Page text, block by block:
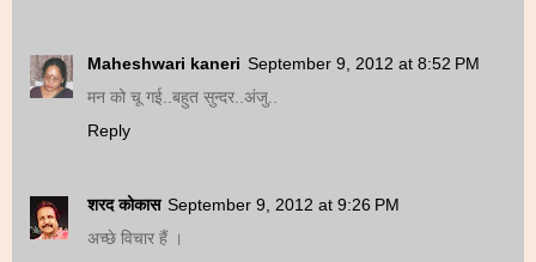
Maheshwari kaneri September 9, 2012 at 8:52 PM
मन को चू गई..बहुत सुन्दर..अंजु..
Reply
शरद कोकास September 9, 2012 at 9:26 PM
अच्छे विचार हैं ।